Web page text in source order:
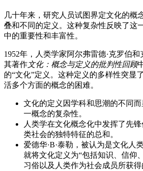
几十年来，研究人员试图界定文化的概
叠和不同的定义。这种复杂性反映了这
中的重要性和丰富性。
1952年，人类学家阿尔弗雷德·克罗伯和
其著作文化：概念与定义的批判性回顾
的“文化”定义。这种定义的多样性突显
活多个方面的概念的困难。
文化的定义因学科和思潮的不同
一概念的复杂性。
人类学在文化概念化中发挥了先
类社会的独特特征的总和。
爱德华·B·泰勒，被认为是文化人
就将文化定义为“包括知识、信仰
习俗以及人类作为社会成员所获